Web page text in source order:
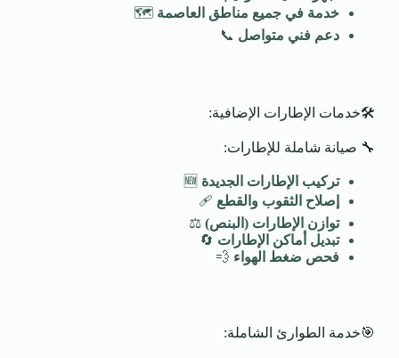
خدمة في جميع مناطق العاصمة 🗺️
دعم فني متواصل 📞
🛠️خدمات الإطارات الإضافية:
🔧 صيانة شاملة للإطارات:
تركيب الإطارات الجديدة
إصلاح الثقوب والقطع 🩹
توازن الإطارات (البنص)⚖️
تبديل أماكن الإطارات 🔄
فحص ضغط الهواء 💨
🎯خدمة الطوارئ الشاملة: